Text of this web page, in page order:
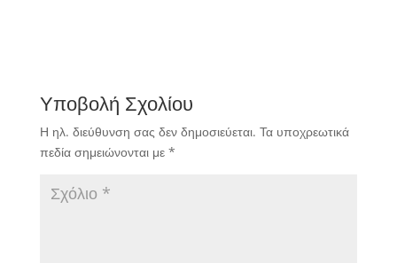
Υποβολή Σχολίου
Η ηλ. διεύθυνση σας δεν δημοσιεύεται. Τα υποχρεωτικά
πεδία σημειώνονται με *